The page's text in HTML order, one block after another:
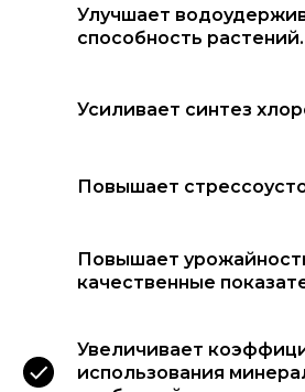
Улучшает
способность растений.
Усиливает синтез
Повышает
Повышает
качественные
Увеличивает
использования